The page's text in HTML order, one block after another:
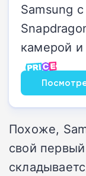
Samsung
камерой
Похоже,
свой